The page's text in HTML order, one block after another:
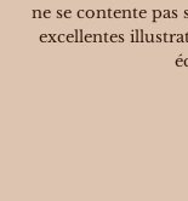
ne se contente pas
excellentes